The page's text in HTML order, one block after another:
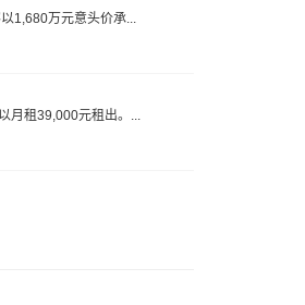
1,680万元意头价承...
月租39,000元租出。...